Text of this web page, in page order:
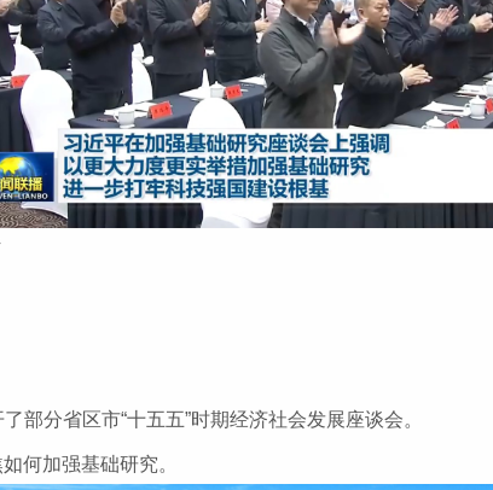
部分省区市“十五五”时期经济社会发展座谈会。
何加强基础研究。